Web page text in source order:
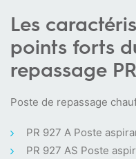
Les
points forts
repassage
Poste de repassage
PR 927 A Poste
PR 927 AS Poste